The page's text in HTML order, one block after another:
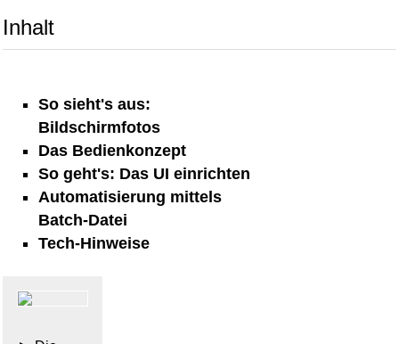
Inhalt
So sieht's aus:
Bildschirmfotos
Das Bedienkonzept
So geht's: Das UI einrichten
Automatisierung mittels
Batch-Datei
Tech-Hinweise